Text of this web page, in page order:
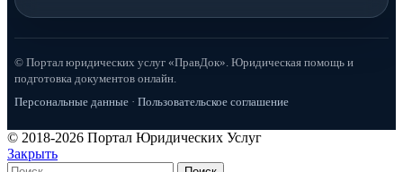
© Портал юридических услуг «ПравДок». Юридическая помощь и
подготовка документов онлайн.
Персональные данные · Пользовательское соглашение
© 2018-2026 Портал Юридических Услуг
Закрыть